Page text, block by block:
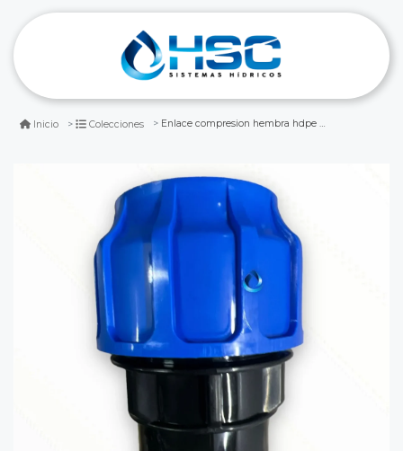
Inicio Colecciones Enlace compresion hembra hdpe 50x1 1/2